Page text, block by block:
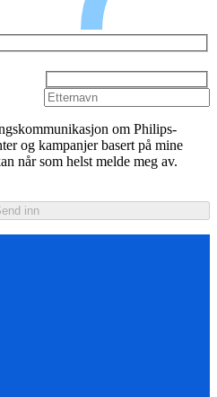
om Philips-
og kampanjer basert på mine
når som helst melde meg av.
inn